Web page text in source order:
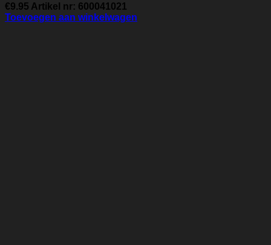
€9.95 Artikel nr: 600041021
Toevoegen aan winkelwagen